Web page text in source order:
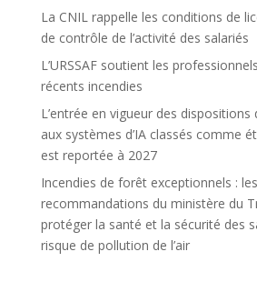
La CNIL rappelle les conditions de
de contrôle de l’activité des salariés
L’URSSAF soutient les
récents incendies
L’entrée en vigueur des dispositions
aux systèmes d’IA classés comme
est reportée à 2027
Incendies de forêt exceptionnels : les
recommandations du ministère du
protéger la santé et la sécurité des
risque de pollution de l’air